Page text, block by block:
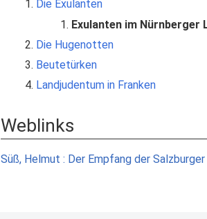
Die Exulanten
Exulanten im Nürnberger
Die Hugenotten
Beutetürken
Landjudentum in Franken
Weblinks
Süß, Helmut : Der Empfang der